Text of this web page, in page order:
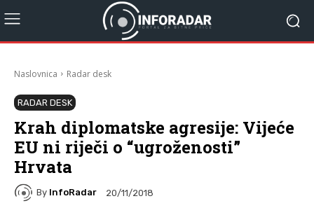
Naslovnica Radar desk
RADAR DESK
Krah diplomatske agresije: Vijeće
EU ni riječi o “ugroženosti”
Hrvata
By InfoRadar 20/11/2018